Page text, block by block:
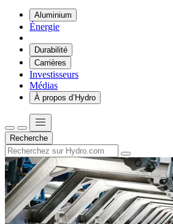
Aluminium
Énergie
Durabilité
Carrières
Investisseurs
Médias
À propos d’Hydro
Recherche